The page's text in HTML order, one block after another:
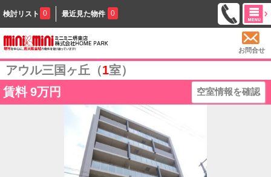
検討リスト 0 最近見た物件 0
お問合せ
アウル三国ヶ丘（1室）
賃料 9万円 空室情報を確認